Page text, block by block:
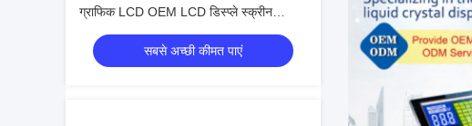
ग्राफिक LCD OEM LCD डिस्प्ले स्क्रीन
औद्योगिक। चिकित्सा। उपकरण।
सबसे अच्छी कीमत पाएं